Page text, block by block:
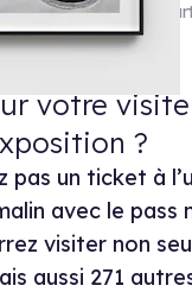
Helen Chadwick.
London and Rome.
votre
votre
?
pas un ticket à
avec le pass
visiter non
aussi 271